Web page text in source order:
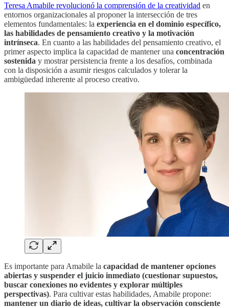
Teresa Amabile revolucionó la comprensión de la creatividad en
entornos organizacionales al proponer la intersección de tres
elementos fundamentales: la experiencia en el dominio específico,
las habilidades de pensamiento creativo y la motivación
intrínseca. En cuanto a las habilidades del pensamiento creativo, el
primer aspecto implica la capacidad de mantener una concentración
sostenida y mostrar persistencia frente a los desafíos, combinada
con la disposición a asumir riesgos calculados y tolerar la
ambigüedad inherente al proceso creativo.
Es importante para Amabile la capacidad de mantener opciones
abiertas y suspender el juicio inmediato (cuestionar supuestos,
buscar conexiones no evidentes y explorar múltiples
perspectivas). Para cultivar estas habilidades, Amabile propone:
mantener un diario de ideas, cultivar la observación consciente